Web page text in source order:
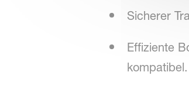
Sicherer
Effiziente
kompatibel.